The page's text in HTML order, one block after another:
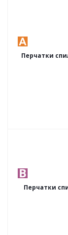
Перчатки
Перчатки